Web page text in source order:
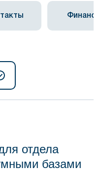
Финансы
отдела
базами